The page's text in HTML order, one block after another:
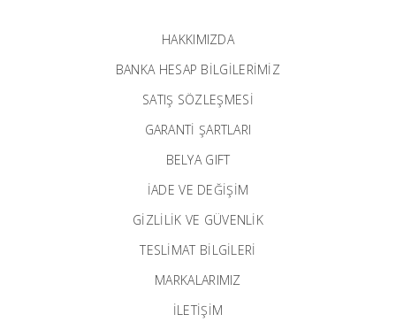
HAKKIMIZDA
BANKA HESAP BILGILERIMIZ
SATIŞ SÖZLEŞMESİ
GARANTI ŞARTLARI
BELYA GIFT
İADE VE DEĞİŞİM
GİZLİLİK VE GÜVENLİK
TESLİMAT BİLGİLERİ
MARKALARIMIZ
İLETIŞIM